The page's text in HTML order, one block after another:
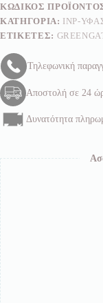
ΚΩΔΙΚΌΣ
ΚΑΤΗΓΟΡΊΑ: INP-
ΕΤΙΚΈΤΕΣ:
Τηλεφωνική
Αποστολή σε 24
Δυνατότητα